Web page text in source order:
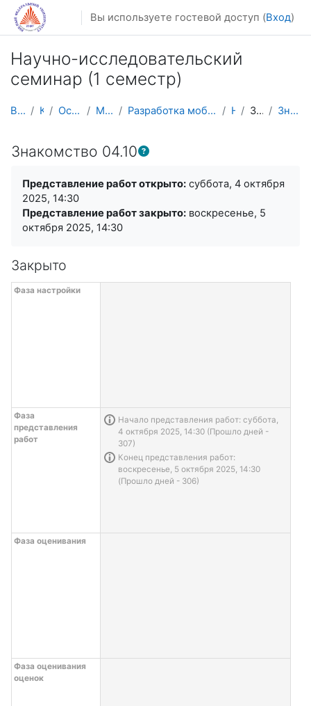
Перейти к основному содержанию
Вы используете гостевой доступ (Вход)
Научно-исследовательский
семинар (1 семестр)
В начало Курсы Осенний семестр Магистратура Разработка мобильных приложений и компьютерных игр НИС_1 Знакомство Знакомство 04.10
Знакомство 04.10
Представление работ открыто: суббота, 4 октября
2025, 14:30
Представление работ закрыто: воскресенье, 5
октября 2025, 14:30
Закрыто
Сроки проведения семинара с фазами (5)
Перейти к текущим задачам
Фаза настройки
Фаза
представления
работ
Информация о задаче
Начало представления работ: суббота,
4 октября 2025, 14:30 (Прошло дней -
307)
Информация о задаче
Конец представления работ:
воскресенье, 5 октября 2025, 14:30
(Прошло дней - 306)
Фаза оценивания
Фаза оценивания
оценок